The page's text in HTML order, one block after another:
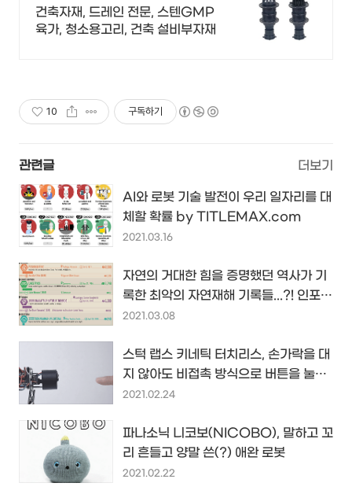
증업체
건축자재, 드레인 전문, 스텐GMP
육가, 청소용고리, 건축 설비부자재
10 구독하기
관련글 더보기
AI와 로봇 기술 발전이 우리 일자리를 대
체할 확률 by TITLEMAX.com
2021.03.16
자연의 거대한 힘을 증명했던 역사가 기
록한 최악의 자연재해 기록들...?! 인포그
래픽 by TITLEMAX.com...
2021.03.08
스턱 랩스 키네틱 터치리스, 손가락을 대
지 않아도 비접촉 방식으로 버튼을 눌러
줄 코로나19 시대의 솔루션...
2021.02.24
파나소닉 니코보(NICOBO), 말하고 꼬
리 흔들고 양말 쓴(?) 애완 로봇
2021.02.22